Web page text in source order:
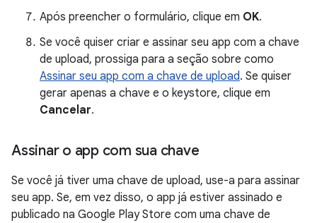
Após preencher o formulário, clique em OK.
Se você quiser criar e assinar seu app com a chave
de upload, prossiga para a seção sobre como
Assinar seu app com a chave de upload. Se quiser
gerar apenas a chave e o keystore, clique em
Cancelar.
Assinar o app com sua chave
Se você já tiver uma chave de upload, use-a para assinar
seu app. Se, em vez disso, o app já estiver assinado e
publicado na Google Play Store com uma chave de